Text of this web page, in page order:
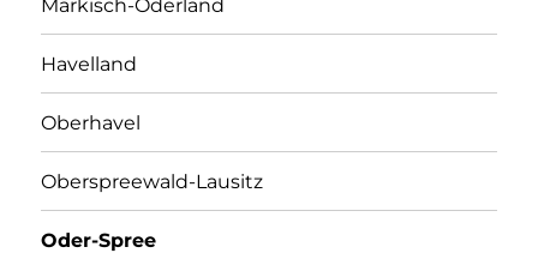
Märkisch-Oderland
Havelland
Oberhavel
Oberspreewald-Lausitz
Oder-Spree